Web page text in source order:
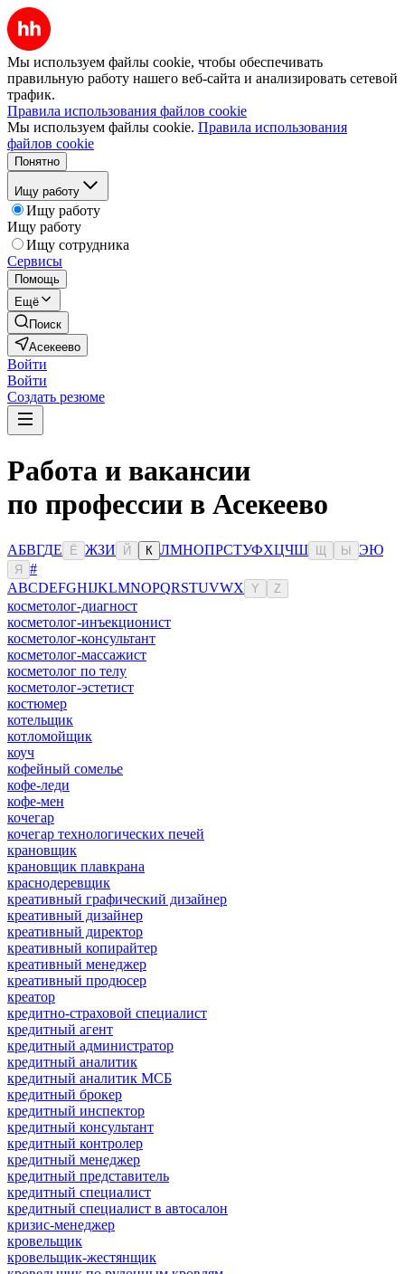
Мы используем файлы cookie, чтобы обеспечивать
правильную работу нашего веб-сайта и анализировать сетевой
трафик.
Правила использования файлов cookie
Мы используем файлы cookie. Правила использования
файлов cookie
Понятно
Ищу работу
Ищу работу
Ищу работу
Ищу сотрудника
Сервисы
Помощь
Ещё
Поиск
Асекеево
Войти
Войти
Создать резюме
Работа и вакансии
по профессии в Асекеево
АБВГДЕ Ё ЖЗИ Й К ЛМНОПРСТУФХЦЧШ Ы ЭЮ
Я
#
ABCDEFGHIJKLMNOPQRSTUVWX Y Z
косметолог-диагност
косметолог-инъекционист
косметолог-консультант
косметолог-массажист
косметолог по телу
косметолог-эстетист
костюмер
котельщик
котломойщик
коуч
кофейный сомелье
кофе-леди
кофе-мен
кочегар
кочегар технологических печей
крановщик
крановщик плавкрана
краснодеревщик
креативный графический дизайнер
креативный дизайнер
креативный директор
креативный копирайтер
креативный менеджер
креативный продюсер
креатор
кредитно-страховой специалист
кредитный агент
кредитный администратор
кредитный аналитик
кредитный аналитик МСБ
кредитный брокер
кредитный инспектор
кредитный консультант
кредитный контролер
кредитный менеджер
кредитный представитель
кредитный специалист
кредитный специалист в автосалон
кризис-менеджер
кровельщик
кровельщик-жестянщик